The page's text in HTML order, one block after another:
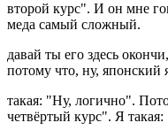
второй курс". И он мне
меда самый сложный.
давай ты его здесь
потому что, ну,
такая: "Ну, логично".
четвёртый курс". Я такая: